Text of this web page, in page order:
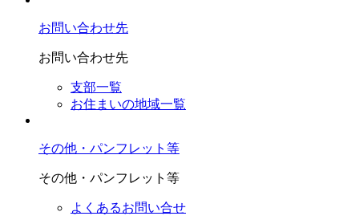
お問い合わせ先
お問い合わせ先
支部一覧
お住まいの地域一覧
その他・パンフレット等
その他・パンフレット等
よくあるお問い合せ